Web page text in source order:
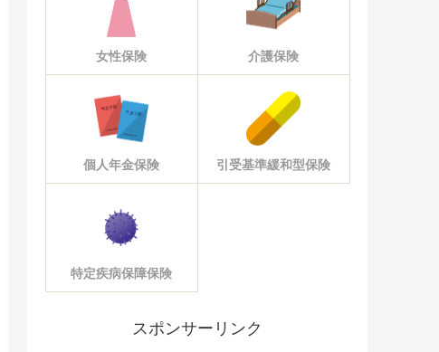
女性保険 介護保険
個人年金保険 引受基準緩和型保険
特定疾病保障保険
スポンサーリンク